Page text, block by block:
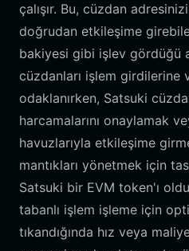
çalışır. Bu, cüzdan
doğrudan etkileşime
bakiyesi gibi işlev gördüğü
cüzdanları işlem girdilerine
odaklanırken, Satsuki
harcamalarını onaylamak
havuzlarıyla etkileşime
mantıkları yönetmek için
Satsuki bir EVM token'ı
tabanlı işlem işleme için
tıkandığında hız veya